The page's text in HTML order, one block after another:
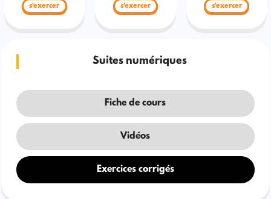
s'exercer s'exercer s'exercer
Suites numériques
Fiche de cours
Vidéos
Exercices corrigés